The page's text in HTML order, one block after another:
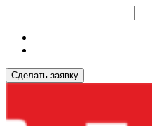
Сделать заявку